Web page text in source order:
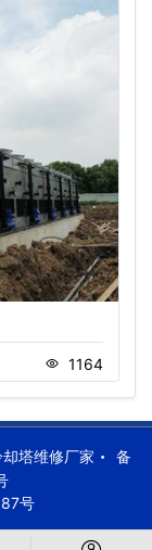
1164
塔维修厂家
备
号